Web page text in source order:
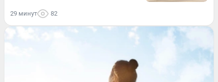
29 минут 82